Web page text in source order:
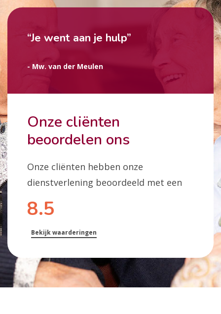
Onze cliënten
beoordelen ons
Onze cliënten hebben onze
dienstverlening beoordeeld met een
8.5
Bekijk waarderingen
“Je went aan je hulp”
- Mw. van der Meulen